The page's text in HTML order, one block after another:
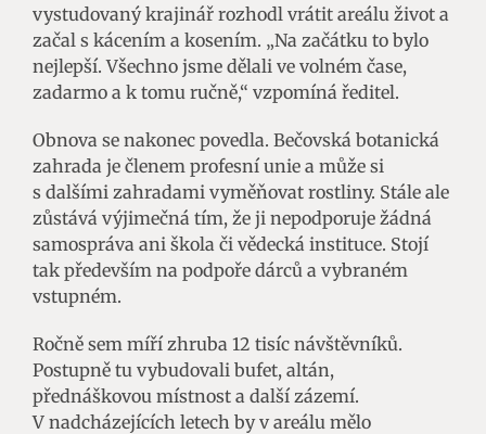
vystudovaný krajinář rozhodl vrátit areálu život a
začal s kácením a kosením. „Na začátku to bylo
nejlepší. Všechno jsme dělali ve volném čase,
zadarmo a k tomu ručně,“ vzpomíná ředitel.
Obnova se nakonec povedla. Bečovská botanická
zahrada je členem profesní unie a může si
s dalšími zahradami vyměňovat rostliny. Stále ale
zůstává výjimečná tím, že ji nepodporuje žádná
samospráva ani škola či vědecká instituce. Stojí
tak především na podpoře dárců a vybraném
vstupném.
Ročně sem míří zhruba 12 tisíc návštěvníků.
Postupně tu vybudovali bufet, altán,
přednáškovou místnost a další zázemí.
V nadcházejících letech by v areálu mělo